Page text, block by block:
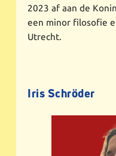
2023 af aan de
een minor filosofie
Utrecht.
Iris Schröder